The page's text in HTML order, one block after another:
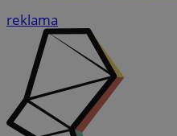
reklama